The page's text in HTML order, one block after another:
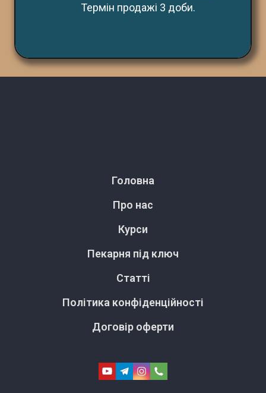
Термін продажі 3 доби.
Головна
Про нас
Курси
Пекарня під ключ
Статті
Політика конфіденційності
Договір оферти